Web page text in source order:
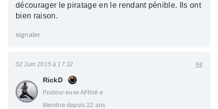
décourager le piratage en le rendant pénible. Ils ont
bien raison.
signaler
RickD
Posteur·euse AFfiné·e
Membre depuis 22 ans
02 Juin 2015 à 17:32 #4